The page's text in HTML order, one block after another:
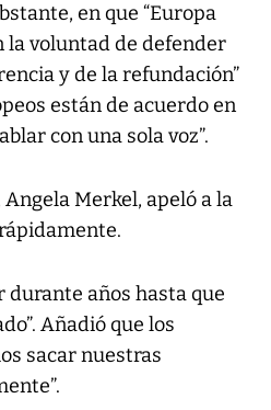
en que “Europa
la voluntad de defender
y de la refundación”
están de acuerdo en
con una sola voz”.
Merkel, apeló a la
durante años hasta que
Añadió que los
sacar nuestras